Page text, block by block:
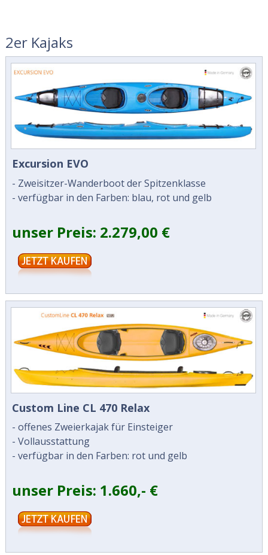
2er Kajaks
Excursion EVO
- Zweisitzer-Wanderboot der Spitzenklasse
- verfügbar in den Farben: blau, rot und gelb
unser Preis: 2.279,00 €
Custom Line CL 470 Relax
- offenes Zweierkajak für Einsteiger
- Vollausstattung
- verfügbar in den Farben: rot und gelb
unser Preis: 1.660,- €